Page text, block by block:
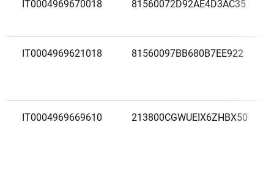
IT0004969670018 81560072D92AE4D3AC35
IT0004969621018 81560097BB680B7EE922
IT0004969669610 213800CGWUEIX6ZHBX50